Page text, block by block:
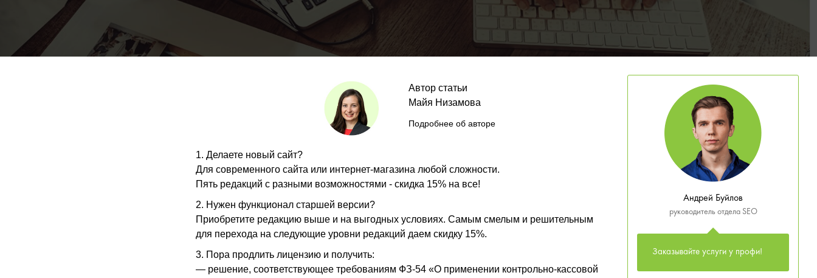
Автор статьи
Майя Низамова
Подробнее об авторе
1. Делаете новый сайт?
Для современного сайта или интернет-магазина любой сложности.
Пять редакций с разными возможностями - скидка 15% на все!
2. Нужен функционал старшей версии?
Приобретите редакцию выше и на выгодных условиях. Самым смелым и решительным
для перехода на следующие уровни редакций даем скидку 15%.
3. Пора продлить лицензию и получить:
— решение, соответствующее требованиям ФЗ-54 «О применении контрольно-кассовой
Андрей Буйлов
руководитель отдела SEO
Заказывайте услуги у профи!